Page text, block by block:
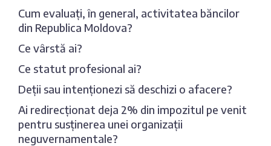
Cum evaluați, în general, activitatea băncilor
din Republica Moldova?
Ce vârstă ai?
Ce statut profesional ai?
Deții sau intenționezi să deschizi o afacere?
Ai redirecționat deja 2% din impozitul pe venit
pentru susținerea unei organizații
neguvernamentale?